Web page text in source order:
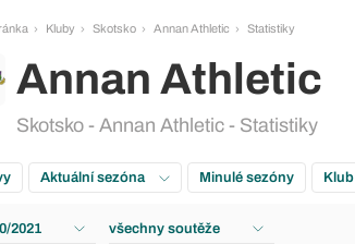
Kluby Skotsko Annan Athletic Statistiky
Annan Athletic
Skotsko - Annan Athletic - Statistiky
Aktuální sezóna Minulé sezóny Klub
2021 všechny soutěže